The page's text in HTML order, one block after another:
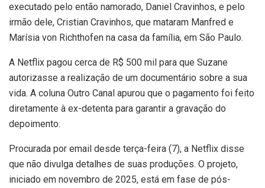
executado pelo então namorado, Daniel Cravinhos, e pelo
irmão dele, Cristian Cravinhos, que mataram Manfred e
Marísia von Richthofen na casa da família, em São Paulo.
A Netflix pagou cerca de R$ 500 mil para que Suzane
autorizasse a realização de um documentário sobre a sua
vida. A coluna Outro Canal apurou que o pagamento foi feito
diretamente à ex-detenta para garantir a gravação do
depoimento.
Procurada por email desde terça-feira (7), a Netflix disse
que não divulga detalhes de suas produções. O projeto,
iniciado em novembro de 2025, está em fase de pós-